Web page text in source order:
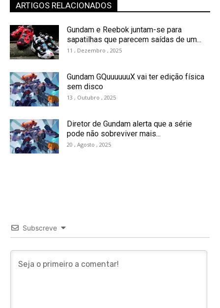
ARTIGOS RELACIONADOS
Gundam e Reebok juntam-se para
sapatilhas que parecem saídas de um...
11 , Dezembro , 2025
Gundam GQuuuuuuX vai ter edição física
sem disco
13 , Outubro , 2025
Diretor de Gundam alerta que a série
pode não sobreviver mais...
20 , Agosto , 2025
Subscreve